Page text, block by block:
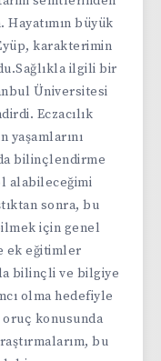
büyük
karakterimin
ilgili bir
Üniversitesi
Eczacılık
yaşamlarını
bilinçlendirme
alabileceğimi
sonra, bu
için genel
ek eğitimler
bilinçli ve bilgiye
olma hedefiyle
konusunda
bu